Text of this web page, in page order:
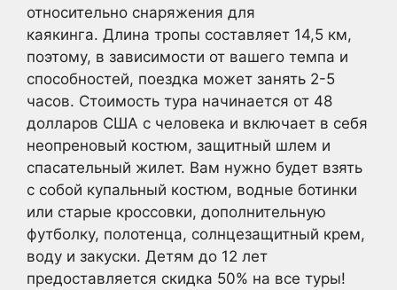
относительно снаряжения для
каякинга. Длина тропы составляет 14,5 км,
поэтому, в зависимости от вашего темпа и
способностей, поездка может занять 2-5
часов. Стоимость тура начинается от 48
долларов США с человека и включает в себя
неопреновый костюм, защитный шлем и
спасательный жилет. Вам нужно будет взять
с собой купальный костюм, водные ботинки
или старые кроссовки, дополнительную
футболку, полотенца, солнцезащитный крем,
воду и закуски. Детям до 12 лет
предоставляется скидка 50% на все туры!